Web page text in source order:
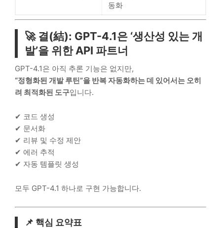
동화
🚀 결(結): GPT-4.1은 ‘생산성 있는 개
발’을 위한 API 파트너
GPT-4.1은 아직 추론 기능은 없지만,
“정형화된 개발 루틴”을 반복 자동화하는 데 있어서는 오히
려 최적화된 도구입니다.
✔ 코드 생성
✔ 문서화
✔ 리뷰 및 수정 제안
✔ 에러 추적
✔ 자동 템플릿 생성
모두 GPT-4.1 하나로 구현 가능합니다.
📌 핵심 요약표